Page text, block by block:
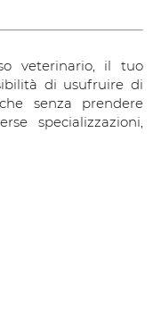
veterinario, il tuo
di usufruire di
senza prendere
specializzazioni,